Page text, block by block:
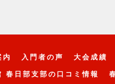
内 入門者の声 大会成績
春日部支部の口コミ情報